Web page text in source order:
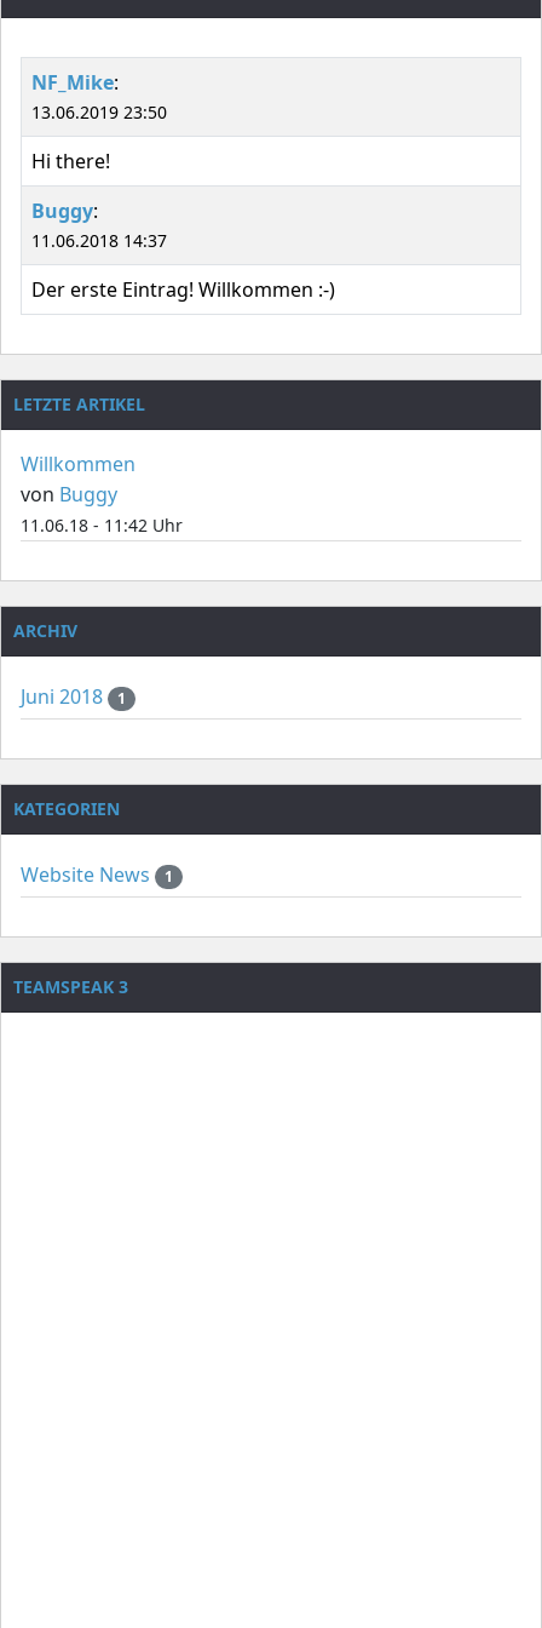
NF_Mike:
13.06.2019 23:50
Hi there!
Buggy:
11.06.2018 14:37
Der erste Eintrag! Willkommen :-)
LETZTE ARTIKEL
Willkommen
von Buggy
11.06.18 - 11:42 Uhr
ARCHIV
Juni 2018 1
KATEGORIEN
Website News 1
TEAMSPEAK 3